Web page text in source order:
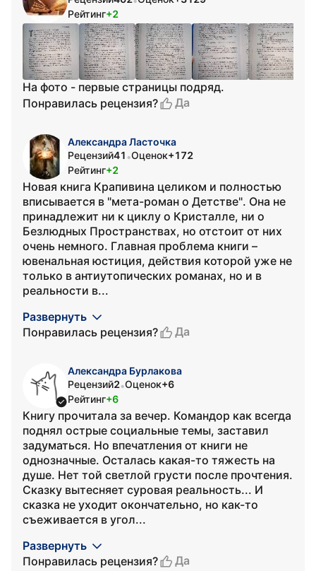
Рейтинг+2
На фото - первые страницы подряд.
Понравилась рецензия?
Да
Александра Ласточка
Рецензий41 •Оценок+172
Рейтинг+2
Новая книга Крапивина целиком и полностью
вписывается в "мета-роман о Детстве". Она не
принадлежит ни к циклу о Кристалле, ни о
Безлюдных Пространствах, но отстоит от них
очень немного. Главная проблема книги –
ювенальная юстиция, действия которой уже не
только в антиутопических романах, но и в
реальности в...
Развернуть
Понравилась рецензия?
Да
Александра Бурлакова
Рецензий2•Оценок+6
Рейтинг+6
Книгу прочитала за вечер. Командор как всегда
поднял острые социальные темы, заставил
задуматься. Но впечатления от книги не
однозначные. Осталась какая-то тяжесть на
душе. Нет той светлой грусти после прочтения.
Сказку вытесняет суровая реальность... И
сказка не уходит окончательно, но как-то
съеживается в угол...
Развернуть
Понравилась рецензия?
Да